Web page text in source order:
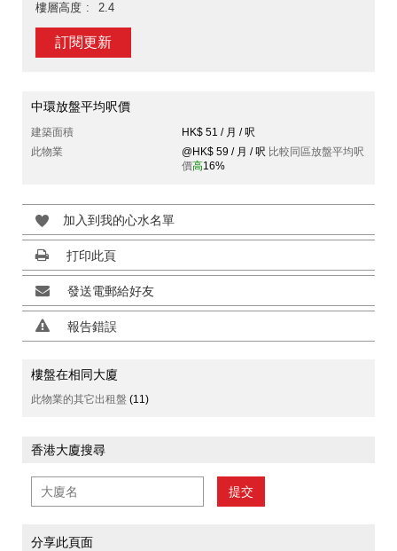
樓層高度
2.4
訂閱更新
中環放盤平均呎價
建築面積
HK$ 51 / 月 / 呎
此物業
@HK$ 59 / 月 / 呎 比較同區放盤平均呎
價高16%
加入到我的心水名單
打印此頁
發送電郵給好友
報告錯誤
樓盤在相同大廈
此物業的其它出租盤 (11)
香港大廈搜尋
提交
分享此頁面